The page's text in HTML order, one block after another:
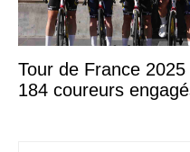
Tour de France
184 coureurs